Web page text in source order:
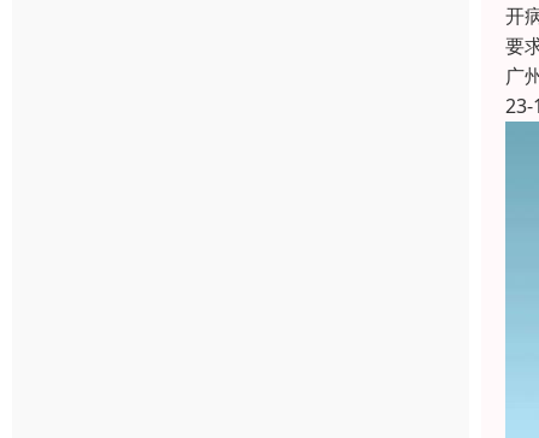
开
要
广
23-